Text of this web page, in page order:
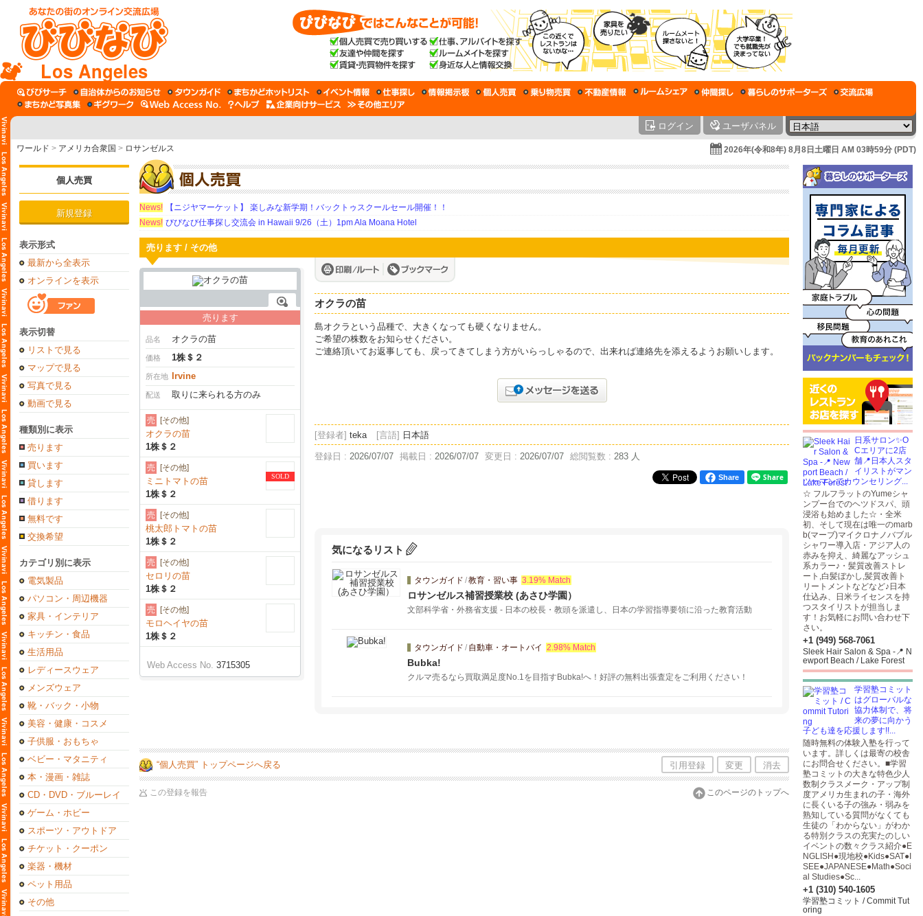
Los Angeles
ログイン ユーザパネル
ワールド > アメリカ合衆国 > ロサンゼルス 2026年(令和8年) 8月8日土曜日 AM 03時59分 (PDT)
個人売買
新規登録
表示形式
最新から全表示
オンラインを表示
表示切替
リストで見る
マップで見る
写真で見る
動画で見る
種類別に表示
売ります
買います
貸します
借ります
無料です
交換希望
カテゴリ別に表示
電気製品
パソコン・周辺機器
家具・インテリア
キッチン・食品
生活用品
レディースウェア
メンズウェア
靴・バック・小物
美容・健康・コスメ
子供服・おもちゃ
ベビー・マタニティ
本・漫画・雑誌
CD・DVD・ブルーレイ
ゲーム・ホビー
スポーツ・アウトドア
チケット・クーポン
楽器・機材
ペット用品
その他
News!
【ニジヤマーケット】 楽しみな新学期！バックトゥスクールセール開催！！
News! びびなび仕事探し交流会 in Hawaii 9/26（土）1pm Ala Moana Hotel
売ります / その他
売ります
品名 オクラの苗
価格 1株＄２
所在地 Irvine
配送 取りに来られる方のみ
売 [その他]
オクラの苗
1株＄２
SOLD
売 [その他]
ミニトマトの苗
1株＄２
売 [その他]
桃太郎トマトの苗
1株＄２
売 [その他]
セロリの苗
1株＄２
売 [その他]
モロヘイヤの苗
1株＄２
Web Access No. 3715305
オクラの苗
島オクラという品種で、大きくなっても硬くなりません。
ご希望の株数をお知らせください。
ご連絡頂いてお返事しても、戻ってきてしまう方がいらっしゃるので、出来れば連絡先を添えるようお願いします。
[登録者] teka [言語] 日本語
登録日 : 2026/07/07 掲載日 : 2026/07/07 変更日 : 2026/07/07 総閲覧数 : 283 人
Share
気になるリスト
タウンガイド /教育・習い事 3.19% Match
ロサンゼルス補習授業校 (あさひ学園）
文部科学省・外務省支援 - 日本の校長・教頭を派遣し、日本の学習指導要領に沿った教育活動
タウンガイド / 自動車・オートバイ 2.98% Match
Bubka!
クルマ売るなら買取満足度No.1を目指すBubka!へ！好評の無料出張査定をご利用ください！
“個人売買” トップページへ戻る 引用登録 変更 消去
この登録を報告 このページのトップへ
日系サロン✨O
Cエリアに2店
舗📍日本人スタ
イリストがマン
ツーマンでカウンセリング...
☆ フルフラットのYumeシャ
ンプー台でのヘツドスパ、頭
浸浴も始めました☆・全米
初、そして現在は唯一のmarb
b(マーブ)マイクロナノバブル
シャワー導入店・アジア人の
赤みを抑え、綺麗なアッシュ
系カラー♪・髪質改善ストレ
ート,白髪ぼかし,髪質改善ト
リートメントなどなど♪日本
仕込み、日米ライセンスを持
つスタイリストが担当しま
す！お気軽にお問い合わせ下
さい。
+1 (949) 568-7061
Sleek Hair Salon & Spa -📍 N
ewport Beach / Lake Forest
学習塾コミット
はグローバルな
協力体制で、将
来の夢に向かう
子ども達を応援します!!...
随時無料の体験入塾を行って
います。詳しくは最寄の校舎
にお問合せください。■学習
塾コミットの大きな特色少人
数制クラスメーク・アップ制
度アメリカ生まれの子・海外
に長くいる子の強み・弱みを
熟知している質問がなくても
生徒の「わからない」がわか
る特別クラスの充実たのしい
イベントの数々クラス紹介●E
NGLISH●現地校●Kids●SAT●I
SEE●JAPANESE●Math●Soci
al Studies●Sc...
+1 (310) 540-1605
学習塾コミット / Commit Tut
oring